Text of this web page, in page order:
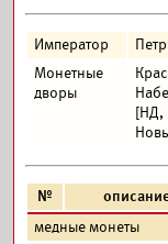
Император
Монетные
дворы
[НД,
№
медные монеты